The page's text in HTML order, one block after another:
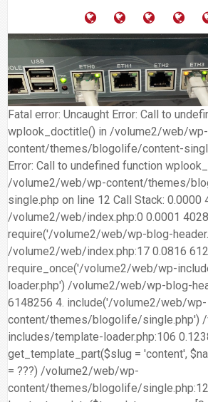
腦
護
合
約
功
例
分
享
於
力
通
通
報
關
系
統
Fatal error: Uncaught Error: Call to
wplook_doctitle() in /volume2/web/wp-
content/themes/blogolife/content-
Error: Call to undefined function
/volume2/web/wp-content/themes/
single.php on line 12 Call Stack: 0.0000
/volume2/web/index.php:0 0.0001
require('/volume2/web/wp-blog-
/volume2/web/index.php:17 0.0816
require_once('/volume2/web/wp-
loader.php') /volume2/web/wp-blog-
6148256 4. include('/volume2/web/wp-
content/themes/blogolife/single.php')
includes/template-loader.php:106
get_template_part($slug = 'content',
= ???) /volume2/web/wp-
content/themes/blogolife/single.php:12